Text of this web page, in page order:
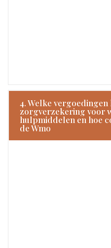
4. Welke
zorgverzekering voor
hulpmiddelen en hoe
de Wmo